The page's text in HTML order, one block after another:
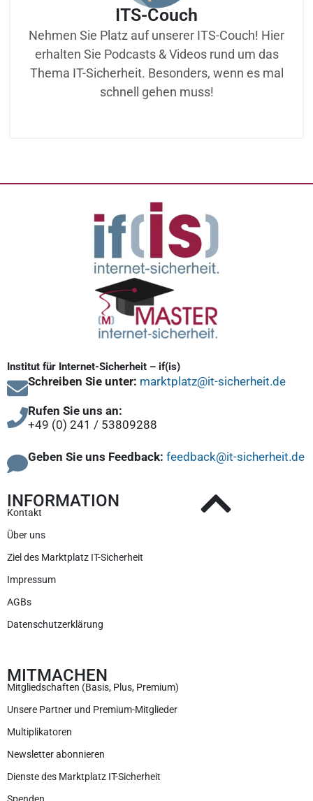
ITS-Couch
Nehmen Sie Platz auf unserer ITS-Couch! Hier
erhalten Sie Podcasts & Videos rund um das
Thema IT-Sicherheit. Besonders, wenn es mal
schnell gehen muss!
Institut für Internet-Sicherheit – if(is)
Schreiben Sie unter: marktplatz@it-sicherheit.de
Rufen Sie uns an:
+49 (0) 241 / 53809288
Geben Sie uns Feedback: feedback@it-sicherheit.de
INFORMATION
Kontakt
Über uns
Ziel des Marktplatz IT-Sicherheit
Impressum
AGBs
Datenschutzerklärung
MITMACHEN
Mitgliedschaften (Basis, Plus, Premium)
Unsere Partner und Premium-Mitglieder
Multiplikatoren
Newsletter abonnieren
Dienste des Marktplatz IT-Sicherheit
Spenden